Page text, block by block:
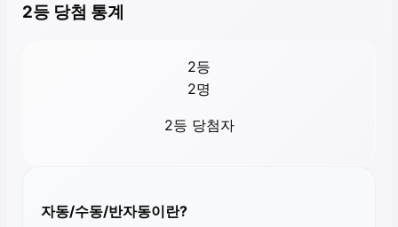
2등 당첨 통계
2등
2명
2등 당첨자
자동/수동/반자동이란?